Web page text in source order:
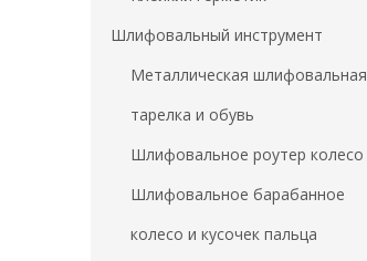
Шлифовальный инструмент
Металлическая шлифовальная
тарелка и обувь
Шлифовальное роутер колесо
Шлифовальное барабанное
колесо и кусочек пальца